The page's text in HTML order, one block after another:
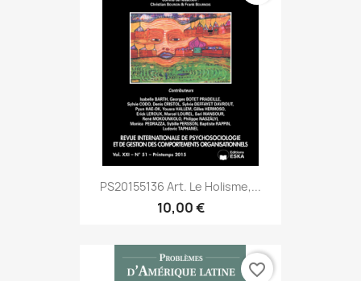
PS20155136 Art. Le Holisme,...
10,00 €
favorite_border